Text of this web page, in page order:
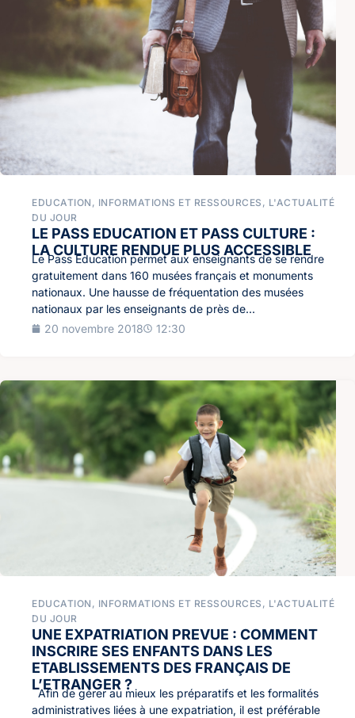
EDUCATION , INFORMATIONS ET RESSOURCES , L'ACTUALITÉ
DU JOUR
LE PASS EDUCATION ET PASS CULTURE :
LA CULTURE RENDUE PLUS ACCESSIBLE
Le Pass Education permet aux enseignants de se rendre
gratuitement dans 160 musées français et monuments
nationaux. Une hausse de fréquentation des musées
nationaux par les enseignants de près de...
20 novembre 2018
12:30
EDUCATION , INFORMATIONS ET RESSOURCES , L'ACTUALITÉ
DU JOUR
UNE EXPATRIATION PREVUE : COMMENT
INSCRIRE SES ENFANTS DANS LES
ETABLISSEMENTS DES FRANÇAIS DE
L’ETRANGER ?
Afin de gérer au mieux les préparatifs et les formalités
administratives liées à une expatriation, il est préférable